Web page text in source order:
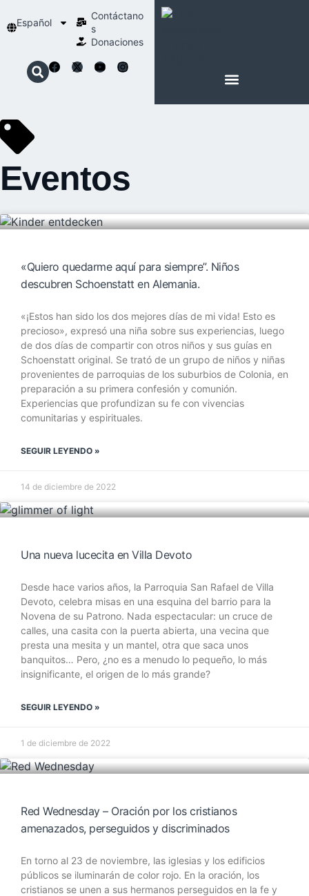
Español
Contáctano
s
Donaciones
Eventos
«Quiero quedarme aquí para siempre”. Niños
descubren Schoenstatt en Alemania.
«¡Estos han sido los dos mejores días de mi vida! Esto es
precioso», expresó una niña sobre sus experiencias, luego
de dos días de compartir con otros niños y sus guías en
Schoenstatt original. Se trató de un grupo de niños y niñas
provenientes de parroquias de los suburbios de Colonia, en
preparación a su primera confesión y comunión.
Experiencias que profundizan su fe con vivencias
comunitarias y espirituales.
SEGUIR LEYENDO »
14 de diciembre de 2022
Una nueva lucecita en Villa Devoto
Desde hace varios años, la Parroquia San Rafael de Villa
Devoto, celebra misas en una esquina del barrio para la
Novena de su Patrono. Nada espectacular: un cruce de
calles, una casita con la puerta abierta, una vecina que
presta una mesita y un mantel, otra que saca unos
banquitos… Pero, ¿no es a menudo lo pequeño, lo más
insignificante, el origen de lo más grande?
SEGUIR LEYENDO »
1 de diciembre de 2022
Red Wednesday – Oración por los cristianos
amenazados, perseguidos y discriminados
En torno al 23 de noviembre, las iglesias y los edificios
públicos se iluminarán de color rojo. En la oración, los
cristianos se unen a sus hermanos perseguidos en la fe y